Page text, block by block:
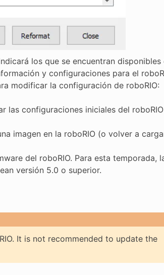
los que se encuentran disponibles
y configuraciones para el
modificar la configuración de roboRIO:
las configuraciones iniciales del
imagen en la roboRIO (o volver a
del roboRIO. Para esta temporada,
versión 5.0 o superior.
It is not recommended to update the